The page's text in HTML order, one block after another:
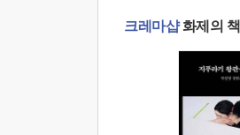
크레마샵화제의 책